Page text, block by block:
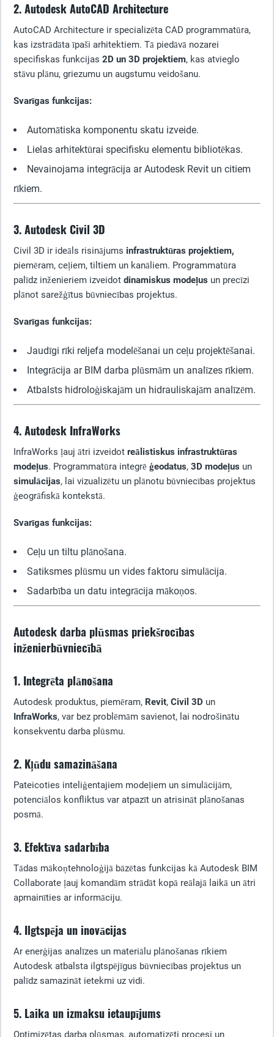
2. Autodesk AutoCAD Architecture
AutoCAD Architecture ir specializēta CAD programmatūra,
kas izstrādāta īpaši arhitektiem. Tā piedāvā nozarei
specifiskas funkcijas 2D un 3D projektiem, kas atvieglo
stāvu plānu, griezumu un augstumu veidošanu.
Svarīgas funkcijas:
Automātiska komponentu skatu izveide.
Lielas arhitektūrai specifisku elementu bibliotēkas.
Nevainojama integrācija ar Autodesk Revit un citiem
rīkiem.
3. Autodesk Civil 3D
Civil 3D ir ideāls risinājums infrastruktūras projektiem,
piemēram, ceļiem, tiltiem un kanāliem. Programmatūra
palīdz inženieriem izveidot dinamiskus modeļus un precīzi
plānot sarežģītus būvniecības projektus.
Svarīgas funkcijas:
Jaudīgi rīki reljefa modelēšanai un ceļu projektēšanai.
Integrācija ar BIM darba plūsmām un analīzes rīkiem.
Atbalsts hidroloģiskajām un hidrauliskajām analīzēm.
4. Autodesk InfraWorks
InfraWorks ļauj ātri izveidot reālistiskus infrastruktūras
modeļus. Programmatūra integrē ģeodatus, 3D modeļus un
simulācijas, lai vizualizētu un plānotu būvniecības projektus
ģeogrāfiskā kontekstā.
Svarīgas funkcijas:
Ceļu un tiltu plānošana.
Satiksmes plūsmu un vides faktoru simulācija.
Sadarbība un datu integrācija mākoņos.
Autodesk darba plūsmas priekšrocības
inženierbūvniecībā
1. Integrēta plānošana
Autodesk produktus, piemēram, Revit, Civil 3D un
InfraWorks, var bez problēmām savienot, lai nodrošinātu
konsekventu darba plūsmu.
2. Kļūdu samazināšana
Pateicoties inteliģentajiem modeļiem un simulācijām,
potenciālos konfliktus var atpazīt un atrisināt plānošanas
posmā.
3. Efektīva sadarbība
Tādas mākoņtehnoloģijā bāzētas funkcijas kā Autodesk BIM
Collaborate ļauj komandām strādāt kopā reālajā laikā un ātri
apmainīties ar informāciju.
4. Ilgtspēja un inovācijas
Ar enerģijas analīzes un materiālu plānošanas rīkiem
Autodesk atbalsta ilgtspējīgus būvniecības projektus un
palīdz samazināt ietekmi uz vidi.
5. Laika un izmaksu ietaupījums
Optimizētas darba plūsmas, automatizēti procesi un